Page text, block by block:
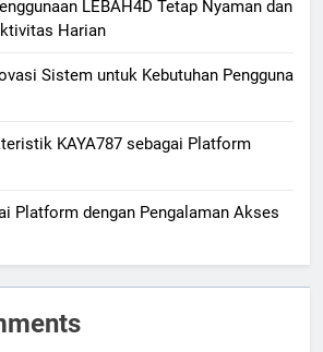
LEBAH4D Tetap Nyaman dan
Harian
Sistem untuk Kebutuhan Pengguna
KAYA787 sebagai Platform
Platform dengan Pengalaman Akses